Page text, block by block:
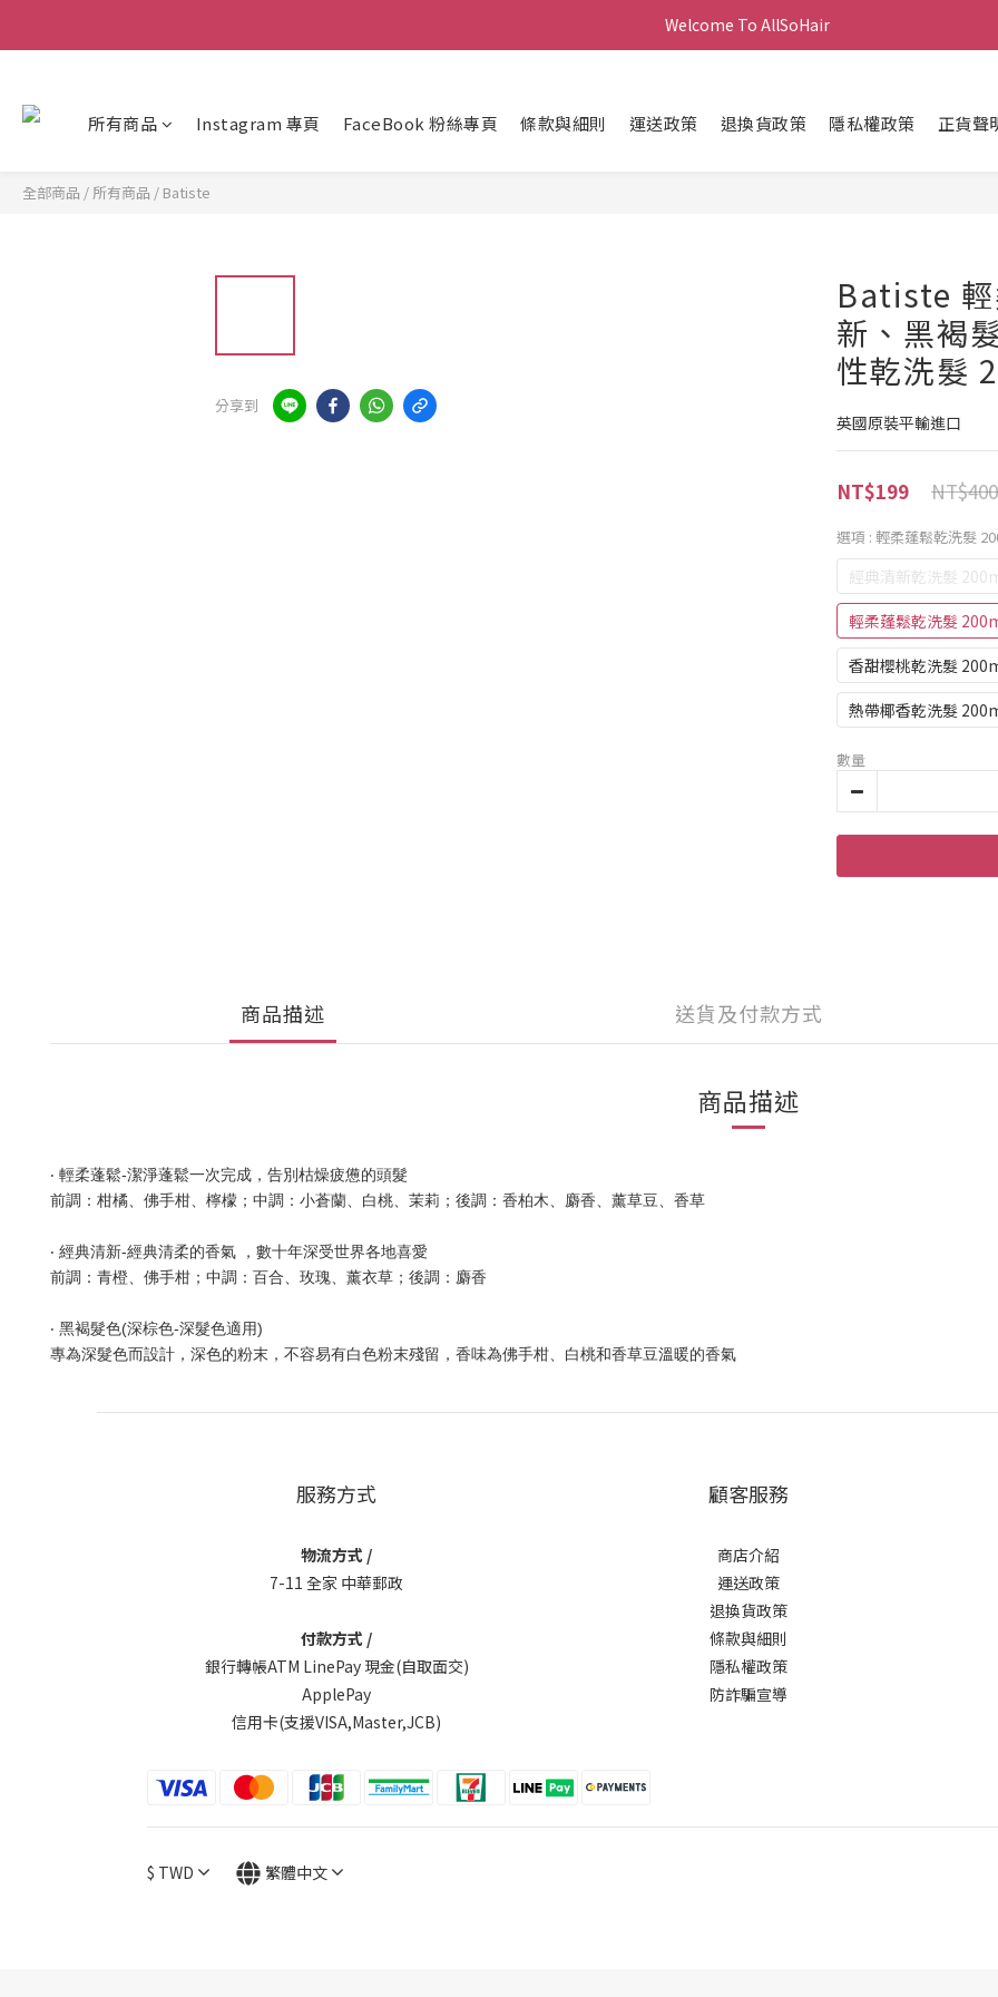
Welcome To AllSoHair
所有商品 Instagram 專頁 FaceBook 粉絲專頁 條款與細則 運送政策 退換貨政策 隱私權政策 正貨聲
全部商品 / 所有商品 / Batiste
分享到
Batiste
新、黑褐
性乾洗髮
英國原裝平輸進口
NT$400
NT$199
選項 : 輕柔蓬鬆乾洗髮
經典清新乾洗髮
輕柔蓬鬆乾洗髮
香甜櫻桃乾洗髮
熱帶椰香乾洗髮
數量
商品描述 送貨及付款方式
商品描述
‧ 輕柔蓬鬆-潔淨蓬鬆一次完成，告別枯燥疲憊的頭髮
前調：柑橘、佛手柑、檸檬；中調：小蒼蘭、白桃、茉莉；後調：香柏木、麝香、薰草豆、香草
‧ 經典清新-經典清柔的香氣 ，數十年深受世界各地喜愛
前調：青橙、佛手柑；中調：百合、玫瑰、薰衣草；後調：麝香
‧ 黑褐髮色(深棕色-深髮色適用)
專為深髮色而設計，深色的粉末，不容易有白色粉末殘留，香味為佛手柑、白桃和香草豆溫暖的香氣
服務方式
物流方式 /
7-11 全家 中華郵政
付款方式 /
銀行轉帳ATM LinePay 現金(自取面交)
ApplePay
信用卡(支援VISA,Master,JCB)
顧客服務
商店介紹
運送政策
退換貨政策
條款與細則
隱私權政策
防詐騙宣導
$ TWD 繁體中文